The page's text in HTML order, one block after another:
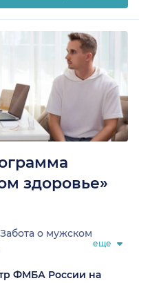
здоровье»
о мужском
еще
ФМБА России на